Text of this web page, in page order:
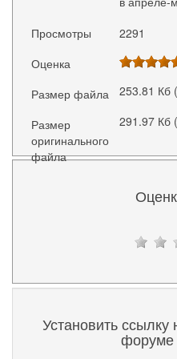
Просмотры
2291
Оценка
Размер файла
253.81 Кб
Размер
оригинального
файла
291.97 Кб
Установить
форуме